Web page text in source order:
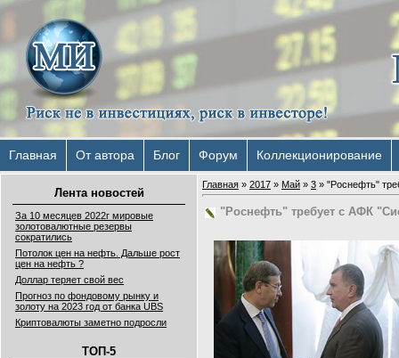
Главная От автора Блог Форум Коллекционирование
Лента новостей
За 10 месяцев 2022г мировые
золотовалютные резервы
сократились
Потолок цен на нефть. Дальше рост
цен на нефть ?
Доллар теряет свой вес
Прогноз по фондовому рынку и
золоту на 2023 год от банка UBS
Криптовалюты заметно подросли
ТОП-5
Главная » 2017 » Май » 3 » "Роснефть"
"Роснефть" требует с АФК